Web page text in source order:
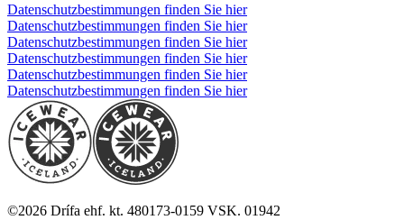
Datenschutzbestimmungen finden Sie hier
Datenschutzbestimmungen finden Sie hier
Datenschutzbestimmungen finden Sie hier
Datenschutzbestimmungen finden Sie hier
Datenschutzbestimmungen finden Sie hier
Datenschutzbestimmungen finden Sie hier
©2026 Drífa ehf. kt. 480173-0159 VSK. 01942